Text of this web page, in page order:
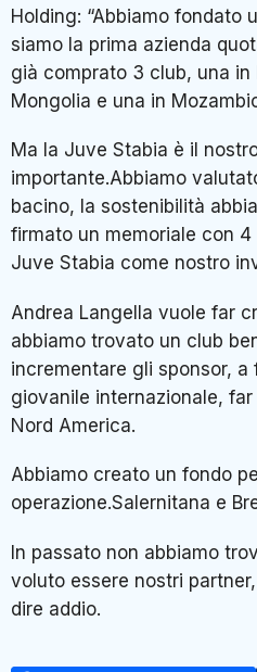
Holding: “Abbiamo fondato
siamo la prima azienda
già comprato 3 club, una in
Mongolia e una in
Ma la Juve Stabia è il
importante.Abbiamo
bacino, la sostenibilità
firmato un memoriale con
Juve Stabia come nostro
Andrea Langella vuole far
abbiamo trovato un club
incrementare gli sponsor, a
giovanile internazionale,
Nord America.
Abbiamo creato un fondo
operazione.Salernitana e
In passato non abbiamo
voluto essere nostri
dire addio.